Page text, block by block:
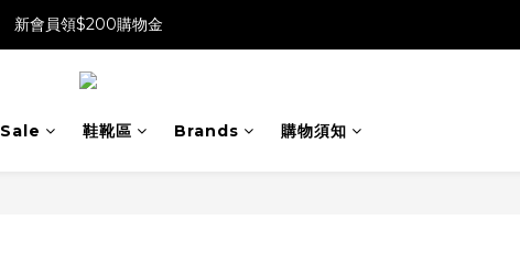
新會員領$200購物金
Sale 鞋靴區 Brands 購物須知